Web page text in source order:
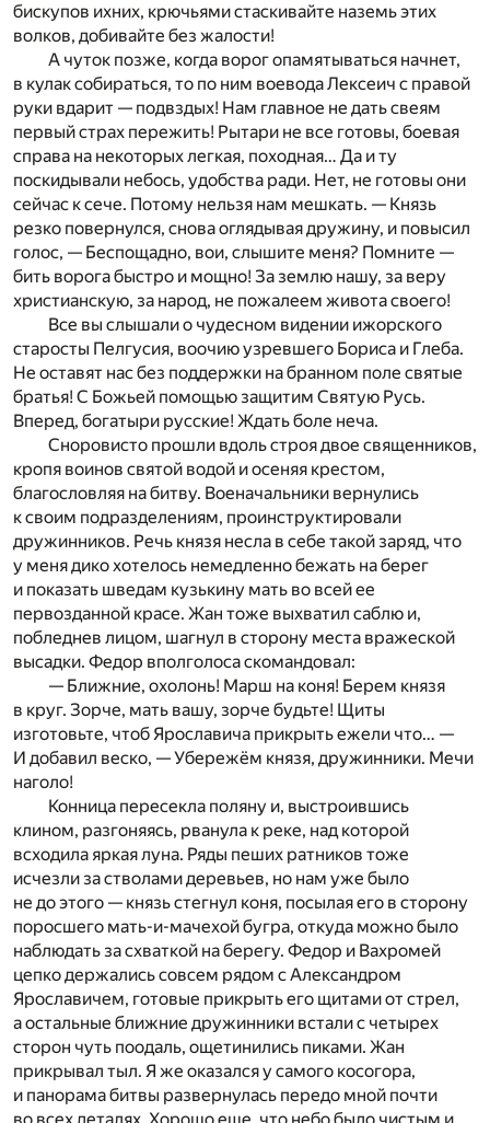
бискупов ихних, крючьями стаскивайте наземь этих
волков, добивайте без жалости!
А чуток позже, когда ворог опамятываться начнет,
в кулак собираться, то по ним воевода Лексеич с правой
руки вдарит — подвздых! Нам главное не дать свеям
первый страх пережить! Рытари не все готовы, боевая
справа на некоторых легкая, походная… Да и ту
поскидывали небось, удобства ради. Нет, не готовы они
сейчас к сече. Потому нельзя нам мешкать. — Князь
резко повернулся, снова оглядывая дружину, и повысил
голос, — Беспощадно, вои, слышите меня? Помните —
бить ворога быстро и мощно! За землю нашу, за веру
христианскую, за народ, не пожалеем живота своего!
Все вы слышали о чудесном видении ижорского
старосты Пелгусия, воочию узревшего Бориса и Глеба.
Не оставят нас без поддержки на бранном поле святые
братья! С Божьей помощью защитим Святую Русь.
Вперед, богатыри русские! Ждать боле неча.
Сноровисто прошли вдоль строя двое священников,
кропя воинов святой водой и осеняя крестом,
благословляя на битву. Военачальники вернулись
к своим подразделениям, проинструктировали
дружинников. Речь князя несла в себе такой заряд, что
у меня дико хотелось немедленно бежать на берег
и показать шведам кузькину мать во всей ее
первозданной красе. Жан тоже выхватил саблю и,
побледнев лицом, шагнул в сторону места вражеской
высадки. Федор вполголоса скомандовал:
— Ближние, охолонь! Марш на коня! Берем князя
в круг. Зорче, мать вашу, зорче будьте! Щиты
изготовьте, чтоб Ярославича прикрыть ежели что… —
И добавил веско, — Убережём князя, дружинники. Мечи
наголо!
Конница пересекла поляну и, выстроившись
клином, разгоняясь, рванула к реке, над которой
всходила яркая луна. Ряды пеших ратников тоже
исчезли за стволами деревьев, но нам уже было
не до этого — князь стегнул коня, посылая его в сторону
поросшего мать-и-мачехой бугра, откуда можно было
наблюдать за схваткой на берегу. Федор и Вахромей
цепко держались совсем рядом с Александром
Ярославичем, готовые прикрыть его щитами от стрел,
а остальные ближние дружинники встали с четырех
сторон чуть поодаль, ощетинились пиками. Жан
прикрывал тыл. Я же оказался у самого косогора,
и панорама битвы развернулась передо мной почти